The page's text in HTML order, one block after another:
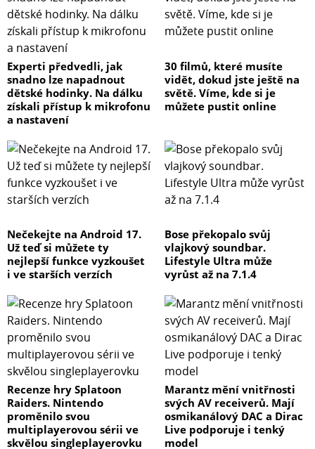
Experti předvedli, jak
snadno lze napadnout
dětské hodinky. Na dálku
získali přístup k mikrofonu
a nastavení
30 filmů, které musíte
vidět, dokud jste ještě na
světě. Víme, kde si je
můžete pustit online
Nečekejte na Android 17.
Už teď si můžete ty
nejlepší funkce vyzkoušet
i ve starších verzích
Bose překopalo svůj
vlajkový soundbar.
Lifestyle Ultra může
vyrůst až na 7.1.4
Recenze hry Splatoon
Raiders. Nintendo
proměnilo svou
multiplayerovou sérii ve
skvělou singleplayerovku
Marantz mění vnitřnosti
svých AV receiverů. Mají
osmikanálový DAC a Dirac
Live podporuje i tenký
model